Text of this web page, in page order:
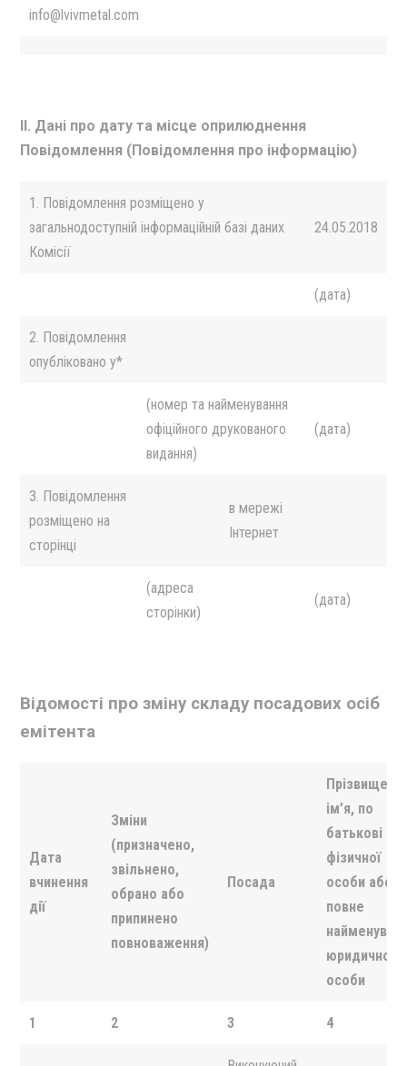
info@lvivmetal.com
II. Дані про дату та місце оприлюднення
Повідомлення (Повідомлення про інформацію)
1. Повідомлення розміщено у
загальнодоступній інформаційній базі даних
Комісії
24.05.2018
(дата)
2. Повідомлення
опубліковано у*
(номер та найменування
офіційного друкованого
видання)
(дата)
3. Повідомлення
розміщено на
сторінці
в мережі
Інтернет
(адреса
сторінки)
(дата)
Відомості про зміну складу посадових осіб
емітента
Дата
вчинення
дії
Зміни
(призначено,
звільнено,
обрано або
припинено
повноваження)
Посада
Прізвище,
ім’я, по
батькові
фізичної
особи або
повне
юридичної
особи
1 2 3 4